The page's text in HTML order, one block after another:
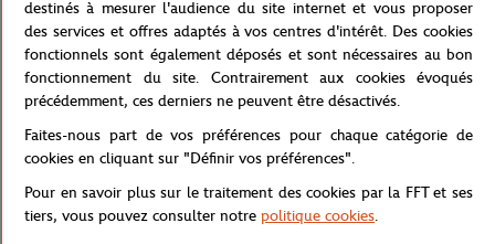
unisexe taille grand, si vous êtes une femme, choisissez 2 tailles
en moins.
Référence :SJ7489-70V
Caractéristiques
destinés à mesurer l'audience du site internet et vous proposer
des services et offres adaptés à vos centres d'intérêt. Des cookies
fonctionnels sont également déposés et sont nécessaires au bon
fonctionnement du site. Contrairement aux cookies évoqués
précédemment, ces derniers ne peuvent être désactivés.
Faites-nous part de vos préférences pour chaque catégorie de
cookies en cliquant sur "Définir vos préférences".
Pour en savoir plus sur le traitement des cookies par la FFT et ses
tiers, vous pouvez consulter notre politique cookies.